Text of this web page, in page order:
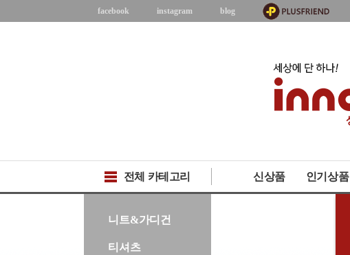
facebook instagram blog
전체 카테고리 신상품 인기상품
니트&가디건
티셔츠